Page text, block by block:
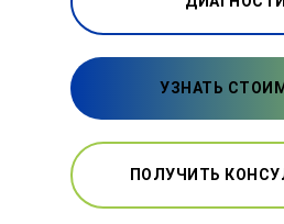
УЗНАТЬ
ПОЛУЧИТЬ